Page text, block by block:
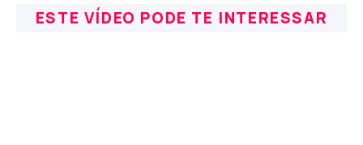
ESTE VÍDEO PODE TE INTERESSAR